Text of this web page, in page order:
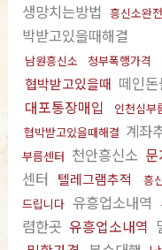
생망치는방법 흥신소완
박받고있을때해결
남원흥신소 청부폭행가격
협박받고있을때 떼인
대포통장매입
인천심부
협박받고있을때해결 계좌
부름센터 천안흥신소
센터
텔레그램추적 흥
드립니다 유흥업소내역
렴한곳 유흥업소내역